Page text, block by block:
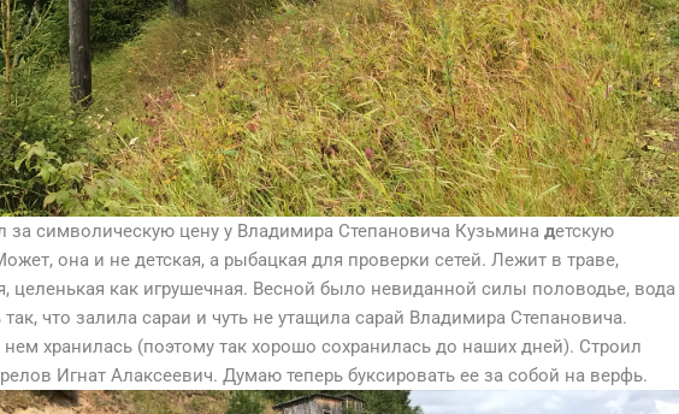
за символическую цену у Владимира Степановича Кузьмина детскую
она и не детская, а рыбацкая для проверки сетей. Лежит в траве,
целенькая как игрушечная. Весной было невиданной силы половодье, вода
так, что залила сараи и чуть не утащила сарай Владимира Степановича.
хранилась (поэтому так хорошо сохранилась до наших дней). Строил
Игнат Алаксеевич. Думаю теперь буксировать ее за собой на верфь.